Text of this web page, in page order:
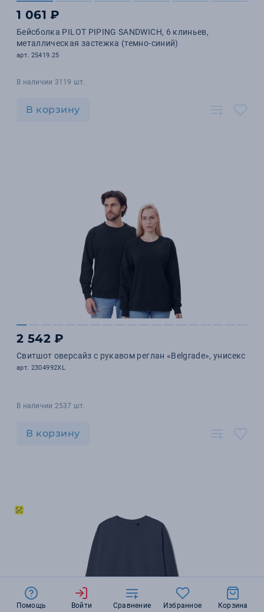
1 061 ₽
Бейсболка PILOT PIPING SANDWICH, 6 клиньев,
металлическая застежка (темно-синий)
арт. 25419.25
В наличии 3119 шт.
В корзину
2 542 ₽
Свитшот оверсайз с рукавом реглан «Belgrade», унисекс
арт. 2304992XL
В наличии 2537 шт.
В корзину
Помощь Войти Сравнение Избранное Корзина